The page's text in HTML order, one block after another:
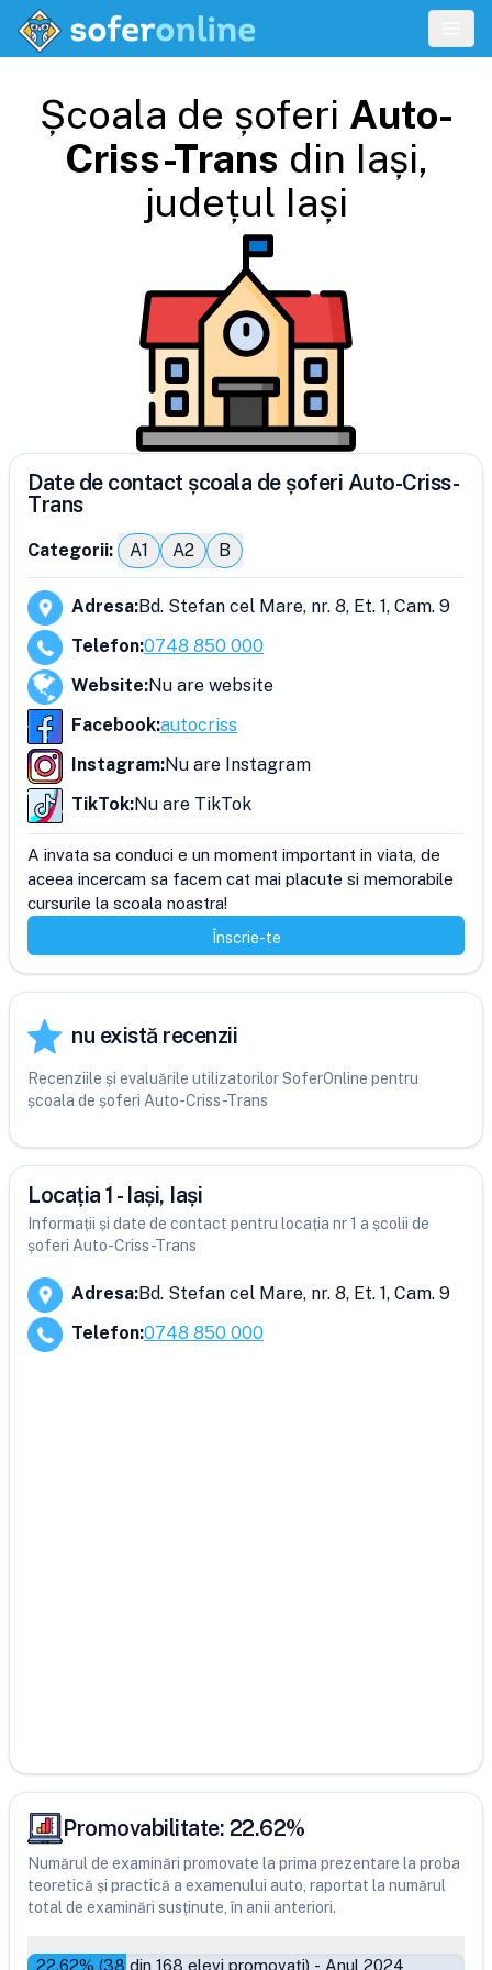
Școala de șoferi Auto-
Criss-Trans din Iași,
județul Iași
Date de contact școala de șoferi Auto-Criss-
Trans
Categorii: A1 A2 B
Adresa:Bd. Stefan cel Mare, nr. 8, Et. 1, Cam. 9
Telefon:0748 850 000
Website:Nu are website
Facebook:autocriss
Instagram:Nu are Instagram
TikTok:Nu are TikTok
A invata sa conduci e un moment important in viata, de
aceea incercam sa facem cat mai placute si memorabile
cursurile la scoala noastra!
Înscrie-te
nu există recenzii
Recenziile și evaluările utilizatorilor SoferOnline pentru
școala de șoferi Auto-Criss-Trans
Locația 1 - Iași, Iași
Informații și date de contact pentru locația nr 1 a școlii de
șoferi Auto-Criss-Trans
Adresa:Bd. Stefan cel Mare, nr. 8, Et. 1, Cam. 9
Telefon:0748 850 000
Promovabilitate: 22.62%
Numărul de examinări promovate la prima prezentare la proba
teoretică și practică a examenului auto, raportat la numărul
total de examinări susținute, în anii anteriori.
22.62% (38 din 168 elevi promovați) - Anul 2024